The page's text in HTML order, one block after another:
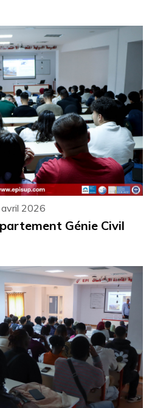
2026
Génie Civil